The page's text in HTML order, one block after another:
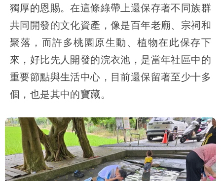
獨厚的恩賜。在這條綠帶上還保存著不同族群
共同開發的文化資產，像是百年老廟、宗祠和
聚落，而許多桃園原生動、植物在此保存下
來，好比先人開發的浣衣池，是當年社區中的
重要節點與生活中心，目前還保留著至少十多
個，也是其中的寶藏。